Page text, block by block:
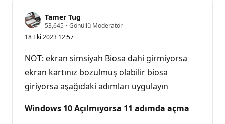
Tamer Tug
53,645 S
y
ı
n
l
ı
k
p
a
• Gönüllü Moderatör
18 Eki 2023 12:57
NOT: ekran simsiyah Biosa dahi girmiyorsa
ekran kartınız bozulmuş olabilir biosa
giriyorsa aşağıdaki adımları uygulayın
Windows 10 Açılmıyorsa 11 adımda açma